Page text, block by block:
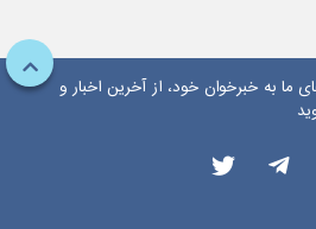
ما به خبرخوان خود، از آخرین اخبار و